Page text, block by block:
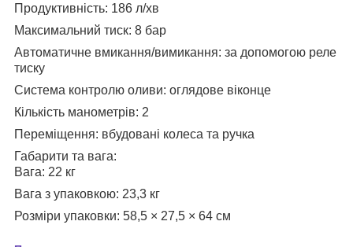
Продуктивність: 186 л/хв
Максимальний тиск: 8 бар
Автоматичне вмикання/вимикання: за допомогою реле
тиску
Система контролю оливи: оглядове віконце
Кількість манометрів: 2
Переміщення: вбудовані колеса та ручка
Габарити та вага:
Вага: 22 кг
Вага з упаковкою: 23,3 кг
Розміри упаковки: 58,5 × 27,5 × 64 см